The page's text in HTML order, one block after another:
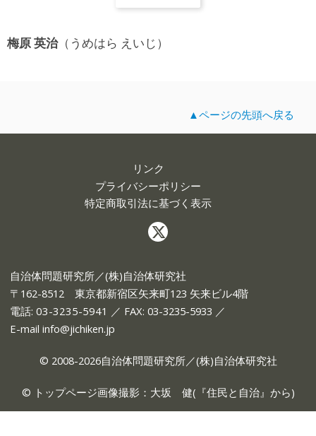
梅原 英治（うめはら えいじ）
▲ページの先頭へ戻る
リンク
プライバシーポリシー
特定商取引法に基づく表示
自治体問題研究所／(株)自治体研究社
〒162-8512 東京都新宿区矢来町123 矢来ビル4階
電話: 03-3235-5941 ／ FAX: 03-3235-5933 ／
E-mail info@jichiken.jp
© 2008-2026自治体問題研究所／(株)自治体研究社
© トップページ画像撮影：大坂 健(『住民と自治』から)